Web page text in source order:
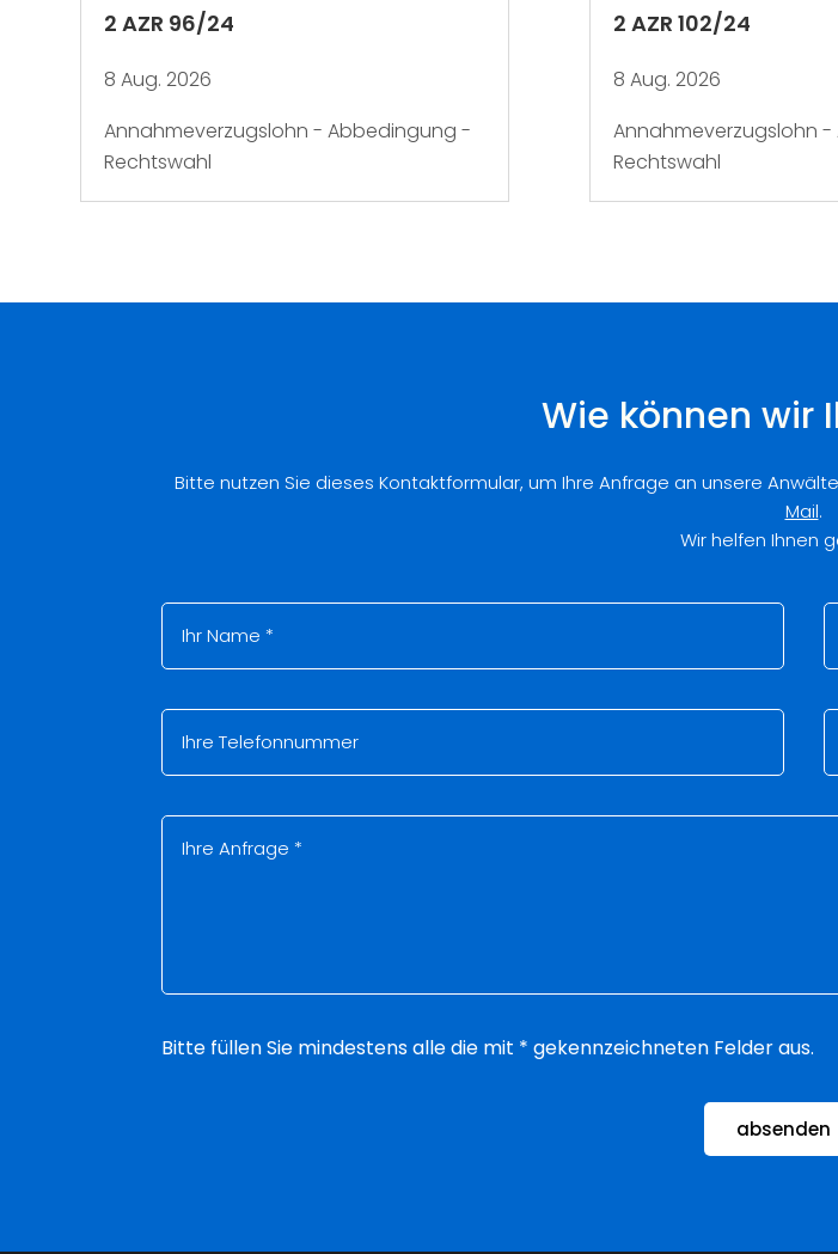
2 AZR 96/24
8 Aug. 2026
Annahmeverzugslohn - Abbedingung -
Rechtswahl
2 AZR 102/24
8 Aug. 2026
Annahmeverzugslohn
Rechtswahl
Wie können wir
Bitte nutzen Sie dieses Kontaktformular, um Ihre Anfrage an unsere
Mail.
Wir helfen Ihnen
Bitte füllen Sie mindestens alle die mit * gekennzeichneten Felder aus.
absenden